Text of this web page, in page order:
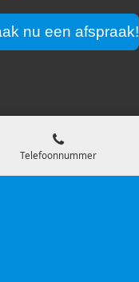
nu een afspraak!
Telefoonnummer